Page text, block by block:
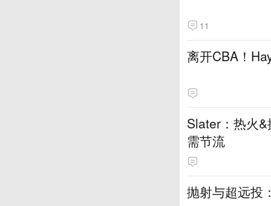
11
离开CBA！
Slater：热火
需节流
抛射与超远投